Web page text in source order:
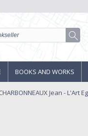
BOOKS AND WORKS
Jean - L'Art